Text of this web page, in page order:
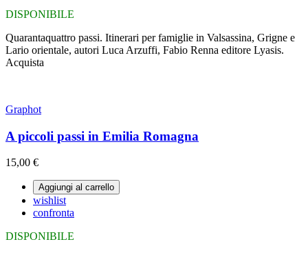
DISPONIBILE
Quarantaquattro passi. Itinerari per famiglie in Valsassina, Grigne e
Lario orientale, autori Luca Arzuffi, Fabio Renna editore Lyasis.
Acquista
Graphot
A piccoli passi in Emilia Romagna
15,00 €
Aggiungi al carrello
wishlist
confronta
DISPONIBILE